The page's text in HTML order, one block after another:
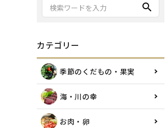
調味料・ドレッシング
高知をまるごと定期便
search
カテゴリー
季節のくだもの・果実
海・川の幸
お肉・卵